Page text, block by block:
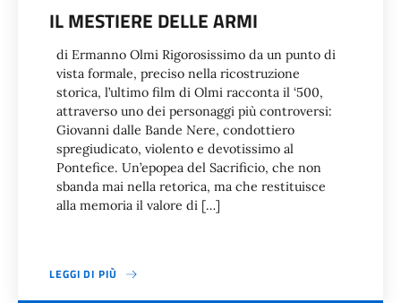
IL MESTIERE DELLE ARMI
di Ermanno Olmi Rigorosissimo da un punto di
vista formale, preciso nella ricostruzione
storica, l’ultimo film di Olmi racconta il ‘500,
attraverso uno dei personaggi più controversi:
Giovanni dalle Bande Nere, condottiero
spregiudicato, violento e devotissimo al
Pontefice. Un’epopea del Sacrificio, che non
sbanda mai nella retorica, ma che restituisce
alla memoria il valore di […]
LEGGI DI PIÙ